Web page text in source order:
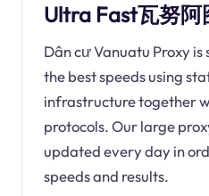
Ultra Fast瓦努
Dân cư Vanuatu Proxy
the best speeds using
infrastructure together
protocols. Our large
updated every day in
speeds and results.